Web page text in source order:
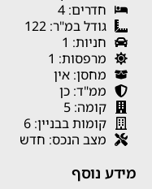
חדרים: 4
גודל במ"ר: 122
חניות: 1
מרפסות: 1
מחסן: אין
ממ"ד: כן
קומה: 5
קומות בבניין: 6
מצב הנכס: חדש
מידע נוסף